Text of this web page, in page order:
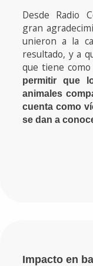
Desde Radio
gran
unieron a la
resultado, y a
que tiene
permitir que
animales
cuenta como
se dan a
Impacto en